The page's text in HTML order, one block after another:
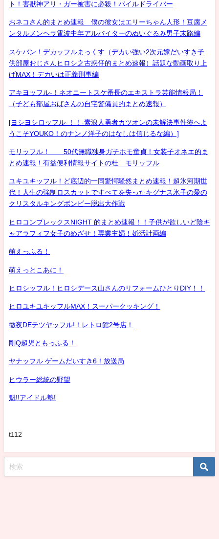
ト！害獣神アリ・ガー被害に必殺！パイルドライバー
おネコさん的まとめ速報 僕の彼女はエリーちゃん人形！豆腐メ
ンタルメンヘラ電波中年アルバイターのぬいぐるみ男子末路編
スケバン！デカッフルまっくす（デカい強い2次元嫁だいすき子
供部屋おじさんヒロシ之古惑仔的まとめ速報）話題な動画取り上
げMAX！デカいは正義刑事編
アキヨッフル-！ネオニートスケ番長のエキストラ芸能情報局！
（子ども部屋おばさんの自宅警備員的まとめ速報）
[ヨシヨシロッフル-！！-素浪人勇者カツオンの未解決事件簿へよ
うこそYOUKO！のナンノ洋子のはなしは信じるな編）]
モリッフル！ 50代無職独身ガチホモ童貞！女装子オネエ的ま
とめ速報！有益便利情報サイトの杜 モリッフル
ユキユキッフル！ど底辺的一同驚愕騒然まとめ速報！超氷河期世
代！人生の強制ロスカットですべてを失ったキグナス氷子の愛の
クリスタルキングボンビー脱出大作戦
ヒロコンプレックスNIGHT 的まとめ速報！！子供が欲しいど陰キ
ャアラフィフ女子のめざせ！専業主婦！婚活計画編
萌えっふる！
萌えっとこあに！
ヒロシッフル！ヒロシデース山さんのリフォームひとりDIY！！
ヒロユキユキッフルMAX！スーパークッキング！
徹夜DEテツヤッフル!！レトロ館2号店！
剛Q超児ともっふる！
ヤナッフル ゲームだいすき6！放送局
ヒウラー総統の野望
魁!!アイドル塾!
t112